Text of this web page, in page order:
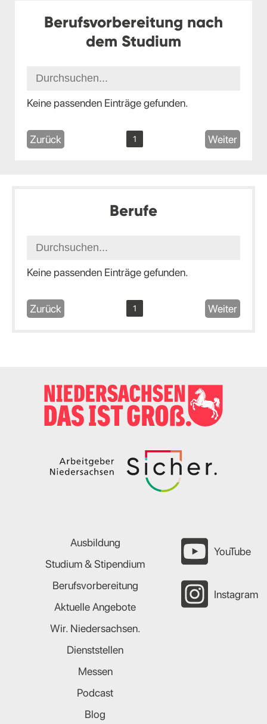
Berufsvorbereitung nach
dem Studium
Keine passenden Einträge gefunden.
Zurück 1 Weiter
Berufe
Keine passenden Einträge gefunden.
Zurück 1 Weiter
Ausbildung
Studium & Stipendium
Berufsvorbereitung
Aktuelle Angebote
Wir. Niedersachsen.
Dienststellen
Messen
Podcast
Blog
YouTube
Instagram